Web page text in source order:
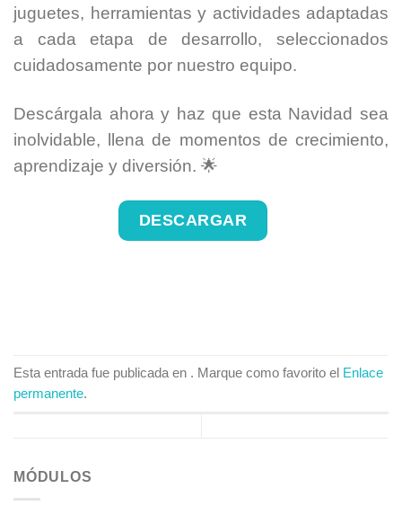
juguetes, herramientas y actividades adaptadas
a cada etapa de desarrollo, seleccionados
cuidadosamente por nuestro equipo.
Descárgala ahora y haz que esta Navidad sea
inolvidable, llena de momentos de crecimiento,
aprendizaje y diversión. 🌟
DESCARGAR
Esta entrada fue publicada en . Marque como favorito el Enlace
permanente.
MÓDULOS